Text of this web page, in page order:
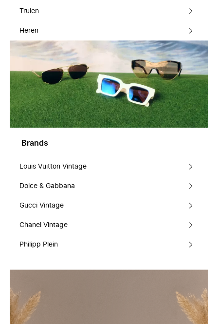
Truien
Heren
Brands
Louis Vuitton Vintage
Dolce & Gabbana
Gucci Vintage
Chanel Vintage
Philipp Plein